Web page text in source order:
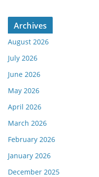
Archives
August 2026
July 2026
June 2026
May 2026
April 2026
March 2026
February 2026
January 2026
December 2025